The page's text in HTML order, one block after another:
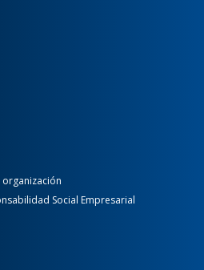
Social Empresarial